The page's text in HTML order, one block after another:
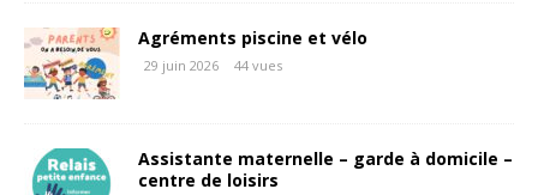
Agréments piscine et vélo
29 juin 2026 44 vues
Assistante maternelle – garde à domicile –
centre de loisirs